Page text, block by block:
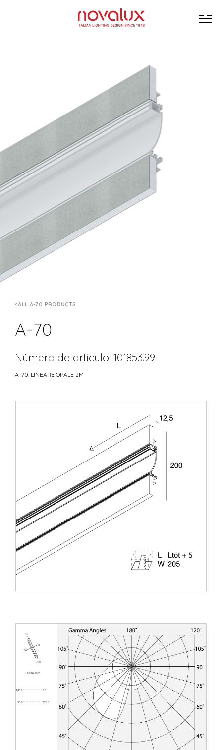
ALL A-70 PRODUCTS
A-70
Número de artículo: 101853.99
A-70: LINEARE OPALE 2M